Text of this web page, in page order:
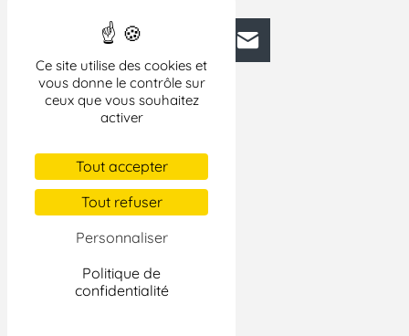
Ce site utilise des cookies et
vous donne le contrôle sur
ceux que vous souhaitez
activer
Tout accepter
Tout refuser
Personnaliser
Politique de
confidentialité
FacebookBlueskyMastodonLinkedIn